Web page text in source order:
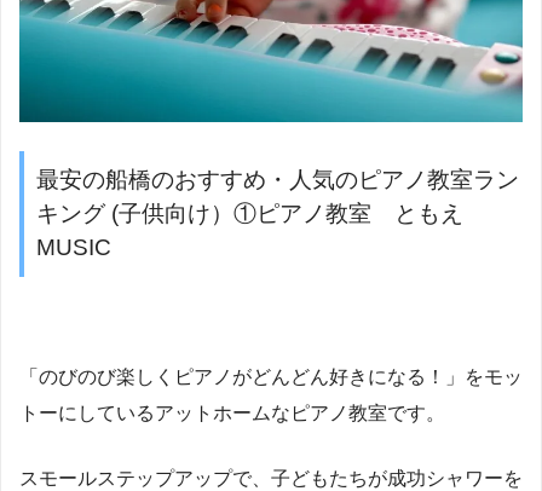
最安の船橋のおすすめ・人気のピアノ教室ラン
キング (子供向け）①ピアノ教室 ともえ
MUSIC
「のびのび楽しくピアノがどんどん好きになる！」をモッ
トーにしているアットホームなピアノ教室です。
スモールステップアップで、子どもたちが成功シャワーを